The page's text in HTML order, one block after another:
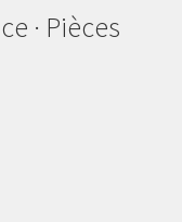
· Pièces